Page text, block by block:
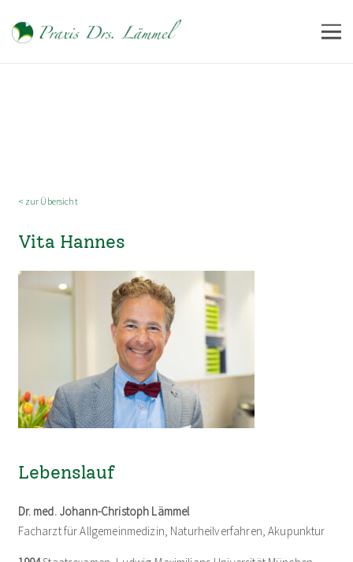
< zur Übersicht
Vita Hannes
Lebenslauf
Dr. med. Johann-Christoph Lämmel
Facharzt für Allgemeinmedizin, Naturheilverfahren, Akupunktur